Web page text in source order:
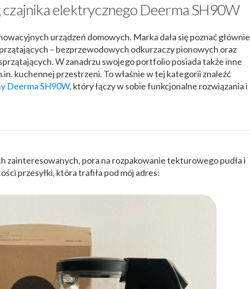
czajnika elektrycznego Deerma SH90W
urządzeń domowych. Marka dała się poznać głównie
– bezprzewodowych odkurzaczy pionowych oraz
W zanadrzu swojego portfolio posiada także inne
kuchennej przestrzeni. To właśnie w tej kategorii znaleźć
Deerma SH90W, który łączy w sobie funkcjonalne rozwiązania i
zainteresowanych, pora na rozpakowanie tekturowego pudła i
przesyłki, która trafiła pod mój adres: